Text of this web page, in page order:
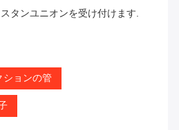
タンユニオンを受け付けます.
ションの管